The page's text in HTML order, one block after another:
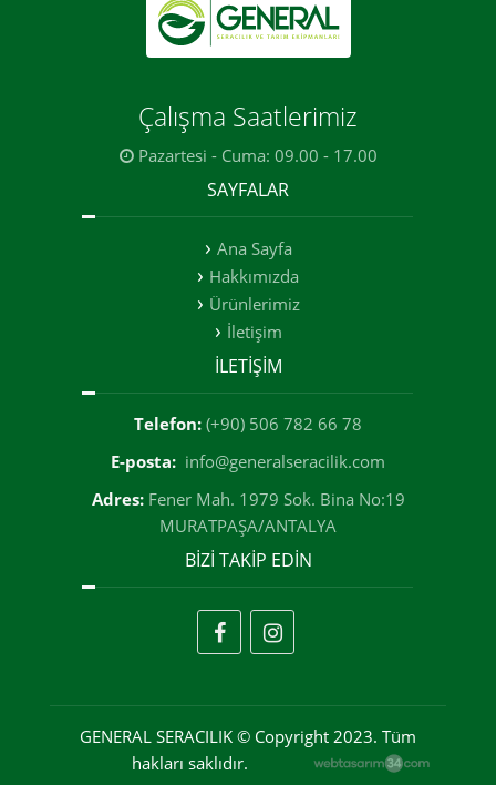
Çalışma Saatlerimiz
Pazartesi - Cuma: 09.00 - 17.00
SAYFALAR
Ana Sayfa
Hakkımızda
Ürünlerimiz
İletişim
İLETİŞİM
Telefon: (+90) 506 782 66 78
E-posta: info@generalseracilik.com
Adres:Fener Mah. 1979 Sok. Bina No:19
MURATPAŞA/ANTALYA
BİZİ TAKİP EDİN
GENERAL SERACILIK © Copyright 2023. Tüm
hakları saklıdır.